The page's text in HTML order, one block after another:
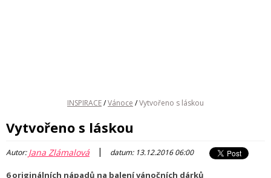
INSPIRACE/Vánoce /Vytvořeno s láskou
Vytvořeno s láskou
Autor:Jana Zlámalová | datum: 13.12.2016 06:00
6 originálních nápadů na balení vánočních dárků